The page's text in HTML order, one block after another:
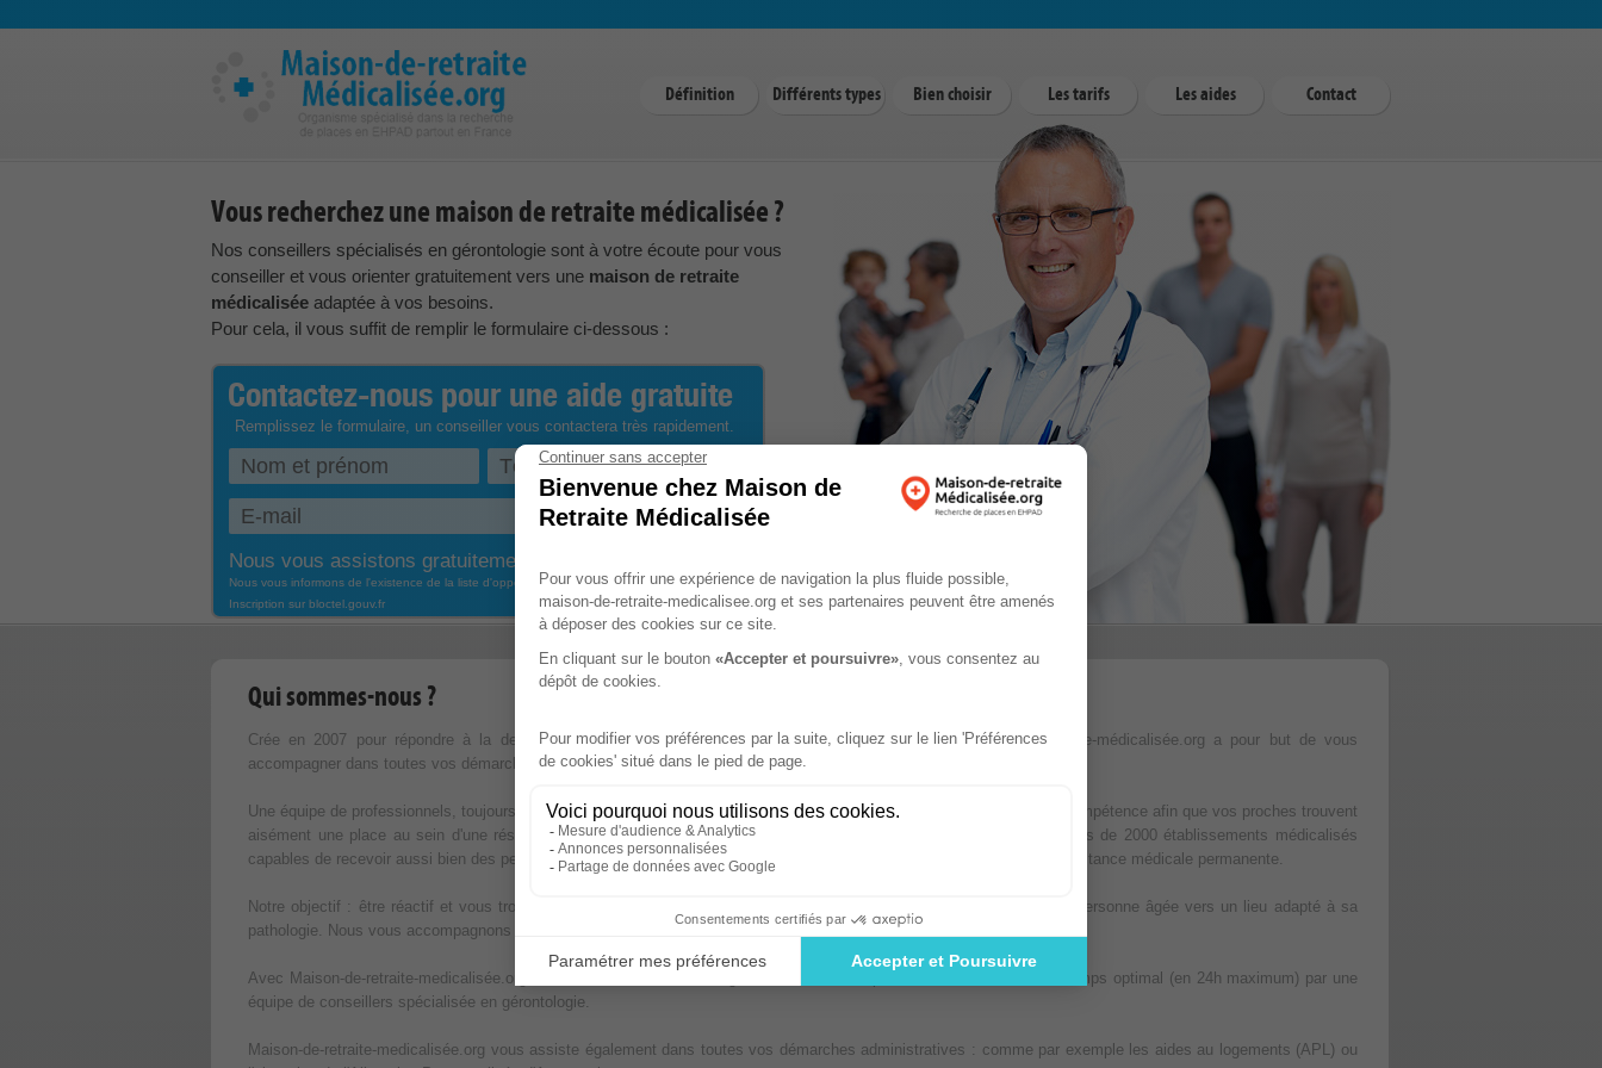
Définition Différents types Bien choisir Les tarifs Les aides Contact
Vous recherchez une maison de retraite médicalisée ?
Nos conseillers spécialisés en gérontologie sont à votre écoute pour vous
conseiller et vous orienter gratuitement vers une maison de retraite
médicalisée adaptée à vos besoins.
Pour cela, il vous suffit de remplir le formulaire ci-dessous :
Contactez-nous pour une aide gratuite
Remplissez le formulaire, un conseiller vous contactera très rapidement.
Nous vous assistons gratuitement dans cette recherche.
Nous vous informons de l'existence de la liste d'opposition au démarchage téléphonique.
Inscription sur bloctel.gouv.fr
Qui sommes-nous ?
Crée en 2007 pour répondre à la demande accrue des personnes âgées et des familles, le site maison-de-retraite-médicalisée.org a pour but de vous
accompagner dans toutes vos démarches de recherche et d'inscription en maison de retraite médicalisée.
Une équipe de professionnels, toujours à votre disposition pour vous guider et vous informer, vous garantie rapidité et compétence afin que vos proches trouvent
aisément une place au sein d'une résidence répondant à leurs besoins. Nous sommes en relation constante avec plus de 2000 établissements médicalisés
capables de recevoir aussi bien des personnes autonomes que dépendantes et ayant donc besoin de soins et d'une assistance médicale permanente.
Notre objectif : être réactif et vous trouver rapidement une place en maison de retraite médicalisée, afin d'orienter la personne âgée vers un lieu adapté à sa
pathologie. Nous vous accompagnons dans toutes vos démarches en vous rassurant.
Avec Maison-de-retraite-medicalisée.org les demandes sont traitées gratuitement au cas par cas, dans un délais de temps optimal (en 24h maximum) par une
équipe de conseillers spécialisée en gérontologie.
Maison-de-retraite-medicalisée.org vous assiste également dans toutes vos démarches administratives : comme par exemple les aides au logements (APL) ou